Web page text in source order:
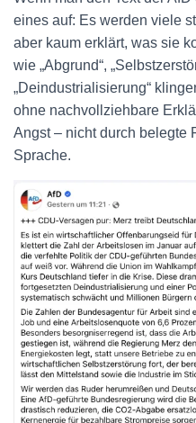
eines auf: Es werden viele
aber kaum erklärt, was sie
wie „Abgrund“,
„Deindustrialisierung“
ohne nachvollziehbare
Angst – nicht durch belegte
Sprache.